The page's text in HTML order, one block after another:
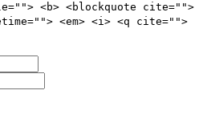
<b> <blockquote cite="">
<em> <i> <q cite="">